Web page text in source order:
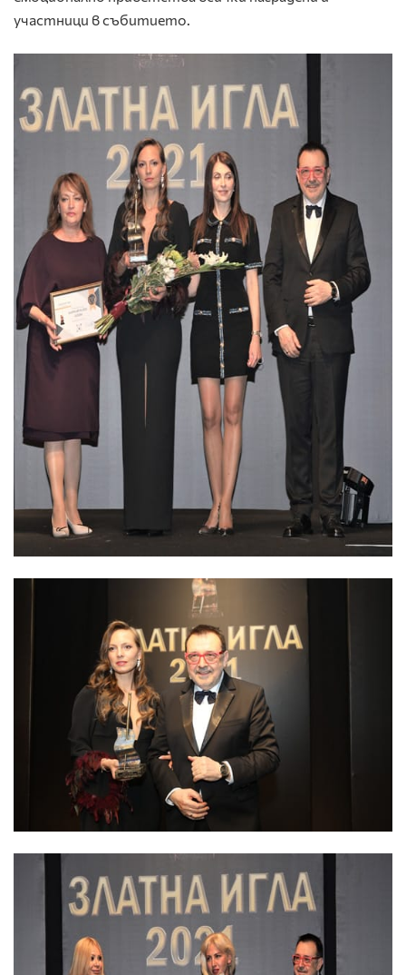
участници в събитието.